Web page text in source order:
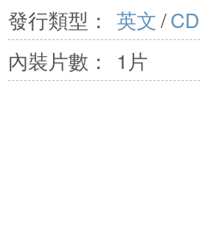
發行類型： 英文/CD
內裝片數：
1片